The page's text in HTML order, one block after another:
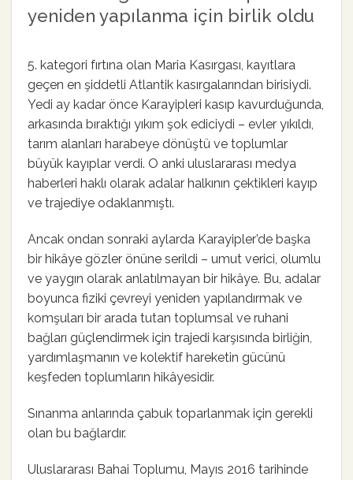
yeniden yapılanma için birlik oldu
5. kategori fırtına olan Maria Kasırgası, kayıtlara
geçen en şiddetli Atlantik kasırgalarından birisiydi.
Yedi ay kadar önce Karayipleri kasıp kavurduğunda,
arkasında bıraktığı yıkım şok ediciydi – evler yıkıldı,
tarım alanları harabeye dönüştü ve toplumlar
büyük kayıplar verdi. O anki uluslararası medya
haberleri haklı olarak adalar halkının çektikleri kayıp
ve trajediye odaklanmıştı.
Ancak ondan sonraki aylarda Karayipler’de başka
bir hikâye gözler önüne serildi – umut verici, olumlu
ve yaygın olarak anlatılmayan bir hikâye. Bu, adalar
boyunca fiziki çevreyi yeniden yapılandırmak ve
komşuları bir arada tutan toplumsal ve ruhani
bağları güçlendirmek için trajedi karşısında birliğin,
yardımlaşmanın ve kolektif hareketin gücünü
keşfeden toplumların hikâyesidir.
Sınanma anlarında çabuk toparlanmak için gerekli
olan bu bağlardır.
Uluslararası Bahai Toplumu, Mayıs 2016 tarihinde